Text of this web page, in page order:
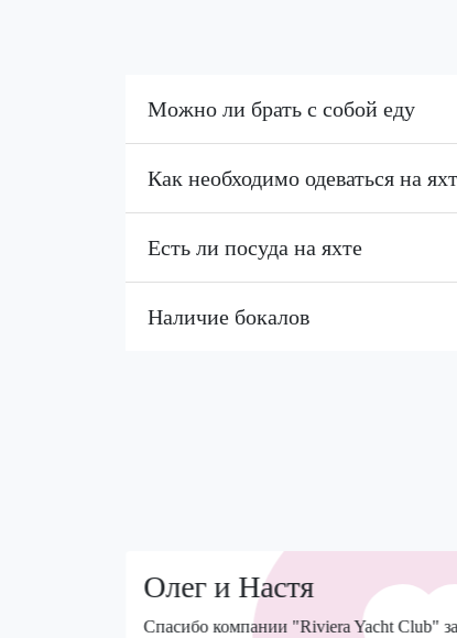
Можно ли брать с собой еду
Как необходимо одеваться на
Есть ли посуда на яхте
Наличие бокалов
Олег и Настя
Спасибо компании "Riviera Yacht Club" за